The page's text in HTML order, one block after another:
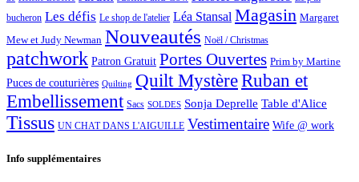
bucheron Les défis Le shop de l'atelier Léa Stansal Magasin Margaret
Mew et Judy Newman Nouveautés Noël / Christmas
patchwork Patron Gratuit Portes Ouvertes Prim by Martine
Puces de couturières Quilting Quilt MystèreRuban et
Embellissement Sacs SOLDES Sonja Deprelle Table d'Alice
Tissus UN CHAT DANS L'AIGUILLE Vestimentaire Wife @ work
Info supplémentaires